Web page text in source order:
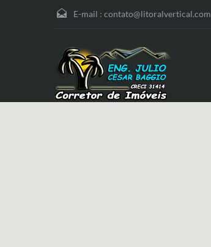
E-mail : contato@litoralvertical.com